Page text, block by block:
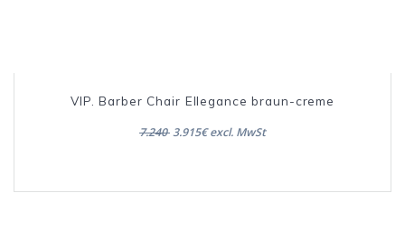
VIP. Barber Chair Ellegance braun-creme
7.2403.915€ excl. MwSt